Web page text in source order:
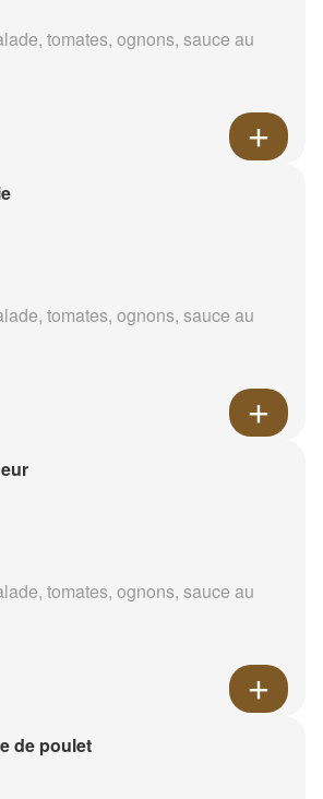
tomates, ognons, sauce au
tomates, ognons, sauce au
tomates, ognons, sauce au
de poulet